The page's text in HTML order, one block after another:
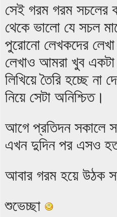
সেই গরম গরম সচলের
থেকে ভালো যে সচল
পুরোনো লেখকদের
লেখাও আমরা খুব
লিখিয়ে তৈরি হচ্ছে না
নিয়ে সেটা অনিশ্চিত।
আগে প্রতিদন সকালে
এখন দুদিন পর এসও
আবার গরম হয়ে উঠক
শুভেচ্ছা